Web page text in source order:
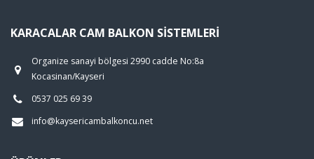
KARACALAR CAM BALKON SISTEMLERI
Organize sanayi bölgesi 2990 cadde No:8a
Kocasinan/Kayseri
0537 025 69 39
info@kaysericambalkoncu.net